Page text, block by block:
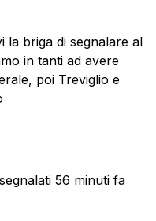
la briga di segnalare al
in tanti ad avere
poi Treviglio e
56 minuti fa